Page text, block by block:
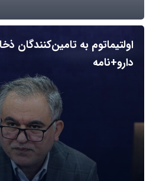
اولتیماتوم به تامین‌کنندگان
دارو+نامه